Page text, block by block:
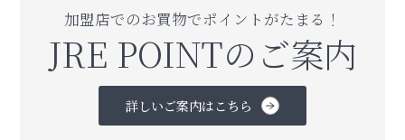
加盟店でのお買物でポイントがたまる！
JRE POINTのご案内
詳しいご案内はこちら